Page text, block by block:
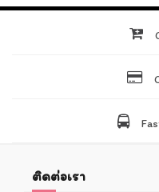
ติดต่อเรา